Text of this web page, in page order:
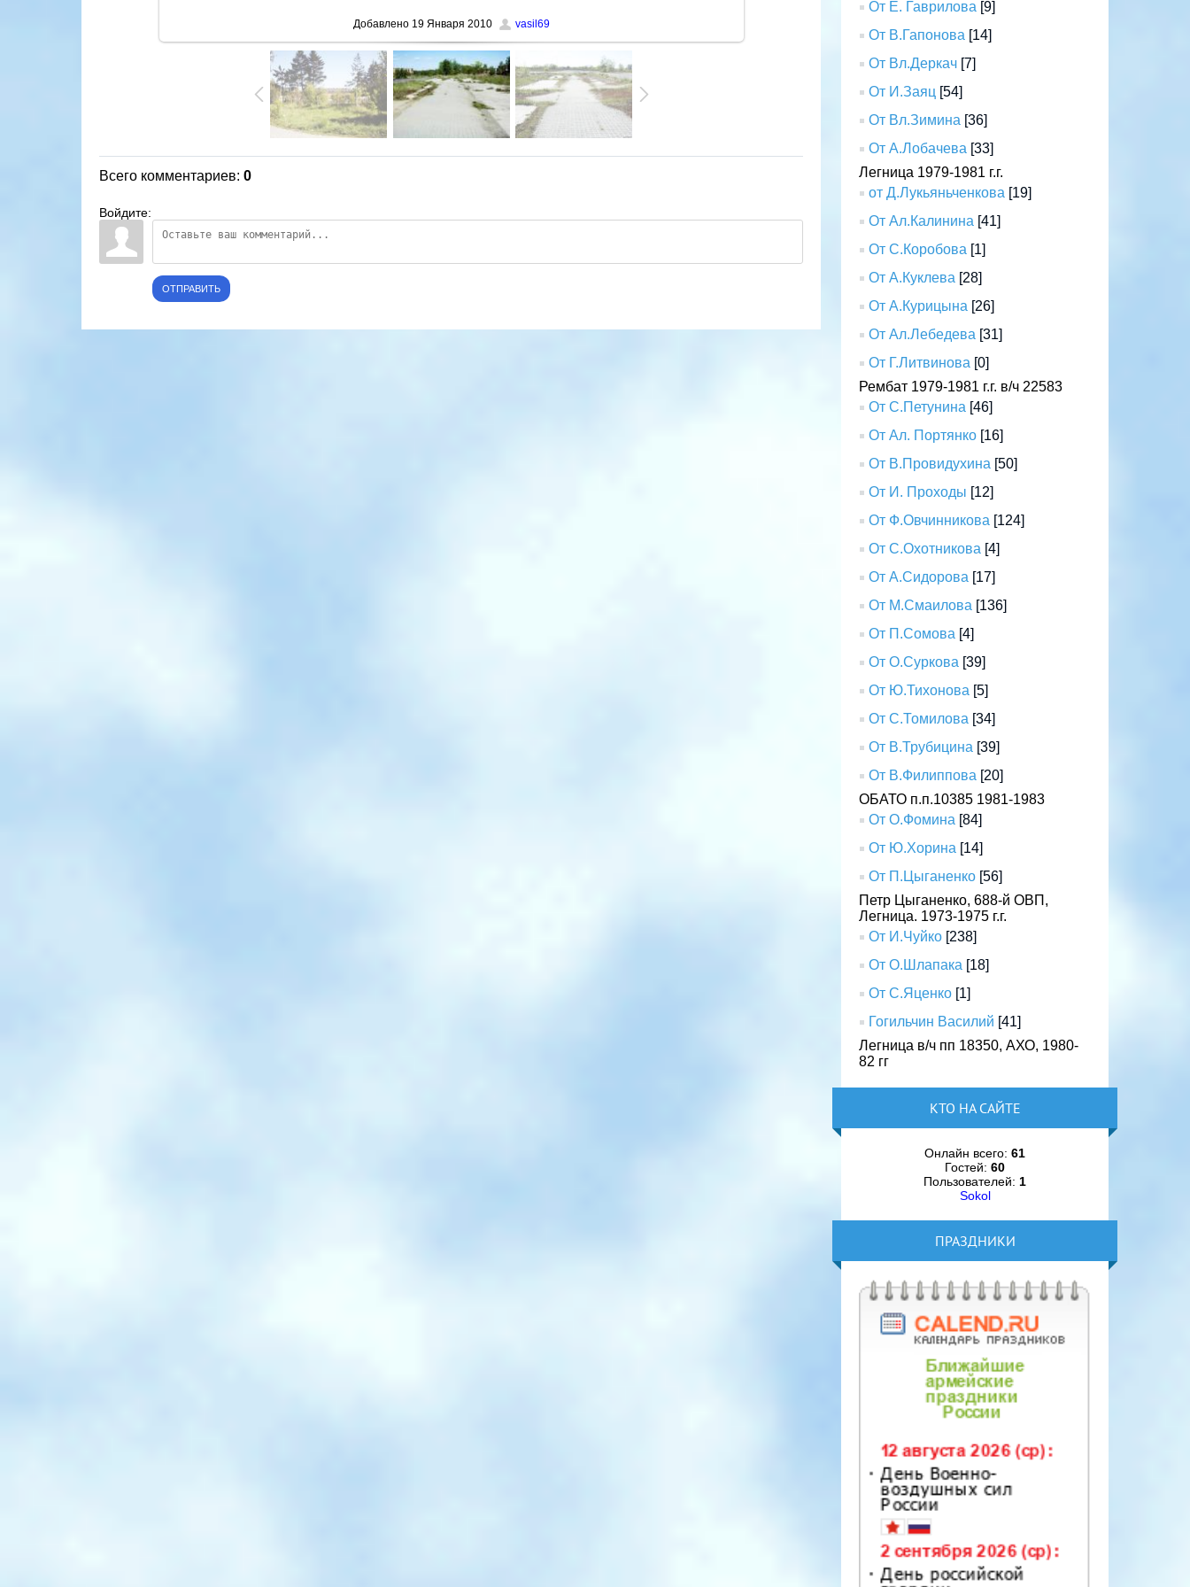
Добавлено19 Января 2010 vasil69
Всего комментариев: 0
Войдите:
ОТПРАВИТЬ
От Е. Гаврилова [9]
От В.Гапонова [14]
От Вл.Деркач [7]
От И.Заяц [54]
От Вл.Зимина [36]
От А.Лобачева [33]
Легница 1979-1981 г.г.
от Д.Лукьяньченкова [19]
От Ал.Калинина [41]
От С.Коробова [1]
От А.Куклева [28]
От А.Курицына [26]
От Ал.Лебедева [31]
От Г.Литвинова [0]
Рембат 1979-1981 г.г. в/ч 22583
От С.Петунина [46]
От Ал. Портянко [16]
От В.Провидухина [50]
От И. Проходы [12]
От Ф.Овчинникова [124]
От С.Охотникова [4]
От А.Сидорова [17]
От М.Смаилова [136]
От П.Сомова [4]
От О.Суркова [39]
От Ю.Тихонова [5]
От С.Томилова [34]
От В.Трубицина [39]
От В.Филиппова [20]
ОБАТО п.п.10385 1981-1983
От О.Фомина [84]
От Ю.Хорина [14]
От П.Цыганенко [56]
Петр Цыганенко, 688-й ОВП,
Легница. 1973-1975 г.г.
От И.Чуйко [238]
От О.Шлапака [18]
От С.Яценко [1]
Гогильчин Василий [41]
Легница в/ч пп 18350, АХО, 1980-
82 гг
КТО НА САЙТЕ
Онлайн всего:61
Гостей:60
Пользователей: 1
Sokol
ПРАЗДНИКИ